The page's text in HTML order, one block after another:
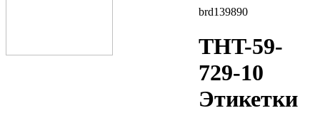
brd139890
THT-59-
729-10
Этикетки